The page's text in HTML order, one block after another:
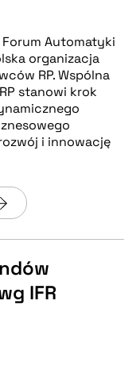
Automatyki
organizacja
RP. Wspólna
stanowi krok
i innowację
IFR